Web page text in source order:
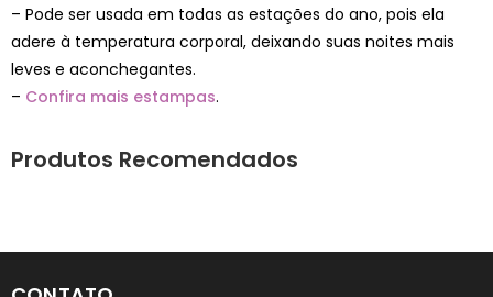
– Pode ser usada em todas as estações do ano, pois ela
adere à temperatura corporal, deixando suas noites mais
leves e aconchegantes.
– Confira mais estampas.
Produtos Recomendados